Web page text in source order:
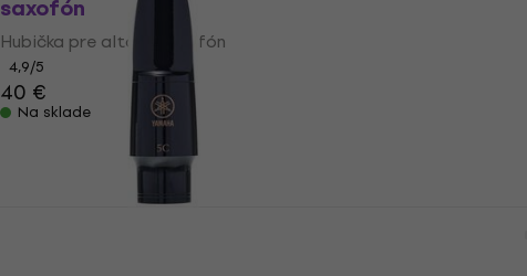
saxofón
Hubička pre altový saxofón
4,9/5
40 €
Na sklade